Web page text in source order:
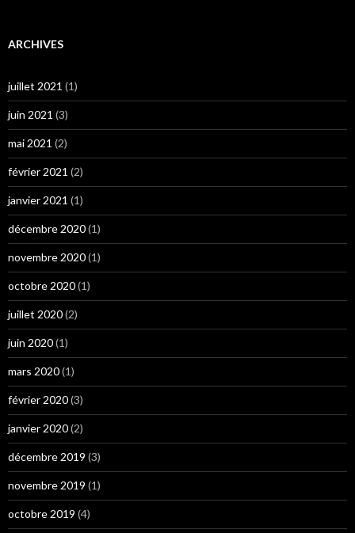
ARCHIVES
juillet 2021 (1)
juin 2021 (3)
mai 2021 (2)
février 2021 (2)
janvier 2021 (1)
décembre 2020(1)
novembre 2020(1)
octobre 2020(1)
juillet 2020(2)
juin 2020(1)
mars 2020(1)
février 2020(3)
janvier 2020(2)
décembre 2019 (3)
novembre 2019 (1)
octobre 2019 (4)